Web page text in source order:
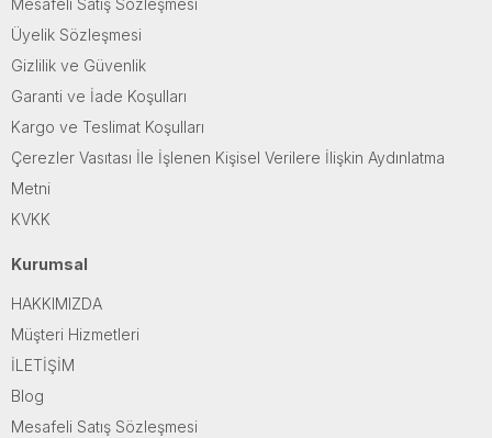
Mesafeli Satış Sözleşmesi
Üyelik Sözleşmesi
Gizlilik ve Güvenlik
Garanti ve İade Koşulları
Kargo ve Teslimat Koşulları
Çerezler Vasıtası İle İşlenen Kişisel Verilere İlişkin Aydınlatma
Metni
KVKK
Kurumsal
HAKKIMIZDA
Müşteri Hizmetleri
İLETİŞİM
Blog
Mesafeli Satış Sözleşmesi